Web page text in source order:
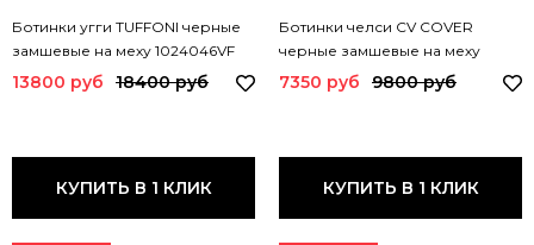
Ботинки угги TUFFONI черные
замшевые на меху 1024046VF
TUF NERO
13800 руб 18400 руб
КУПИТЬ В 1 КЛИК
Ботинки челси CV COVER
черные замшевые на меху
365637-2 COV
7350 руб 9800 руб
КУПИТЬ В 1 КЛИК